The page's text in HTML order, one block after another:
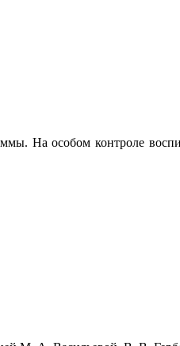
На особом контроле